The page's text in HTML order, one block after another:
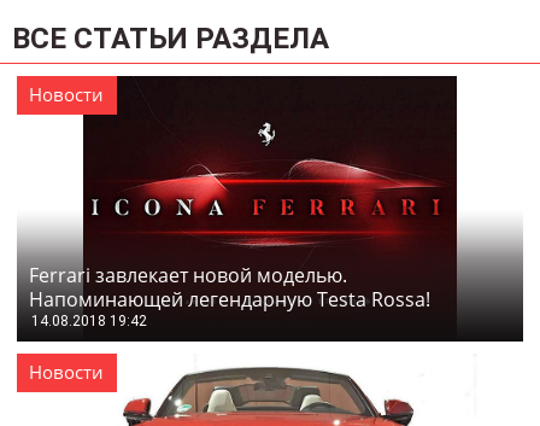
ВСЕ СТАТЬИ РАЗДЕЛА
Новости
Ferrari завлекает новой моделью.
Напоминающей легендарную Testa Rossa!
14.08.2018 19:42
Новости